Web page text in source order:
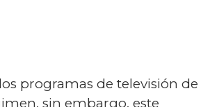
programas de televisión de
sin embargo, este